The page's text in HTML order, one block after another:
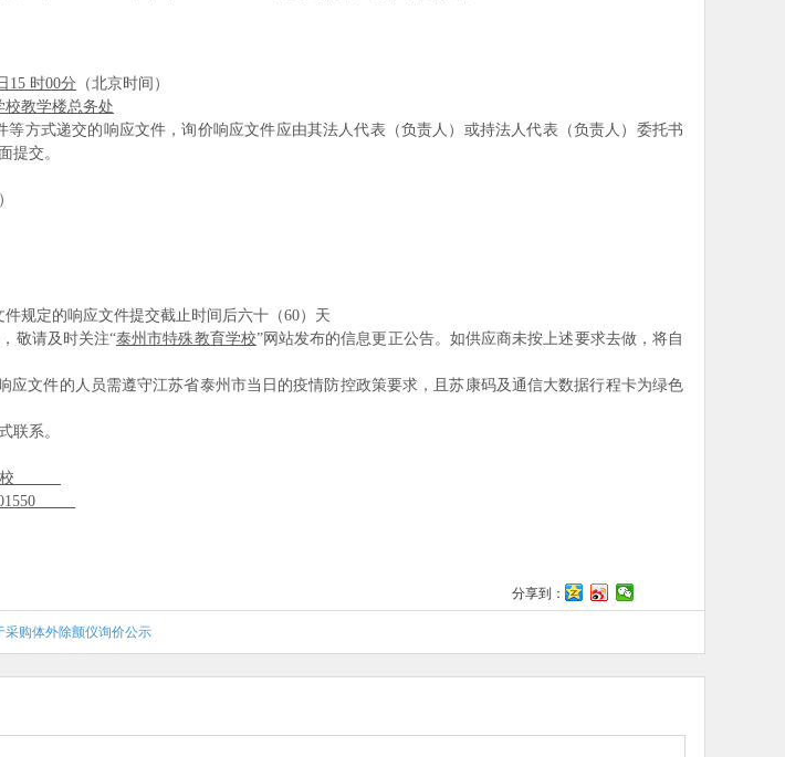
15 时00分 （北京时间）
校教学楼总务处
等方式递交的响应文件，询价响应文件应由其法人代表（负责人）或持法人代表（负责人）委托书
提交。
规定的响应文件提交截止时间后六十（60）天
敬请及时关注“泰州市特殊教育学校”网站发布的信息更正公告。如供应商未按上述要求去做，将自
应文件的人员需遵守江苏省泰州市当日的疫情防控政策要求，且苏康码及通信大数据行程卡为绿色
联系。
学校
分享到：
购体外除颤仪询价公示